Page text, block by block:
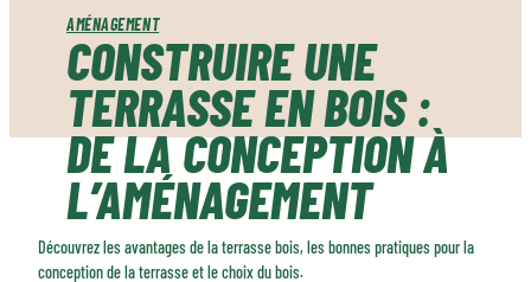
AMÉNAGEMENT
CONSTRUIRE UNE
TERRASSE EN BOIS :
DE LA CONCEPTION À
L’AMÉNAGEMENT
Découvrez les avantages de la terrasse bois, les bonnes pratiques pour la
conception de la terrasse et le choix du bois.